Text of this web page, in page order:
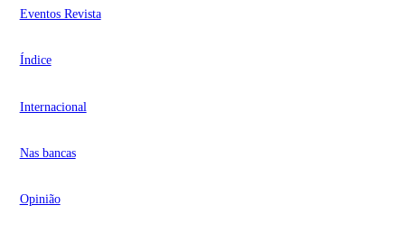
Eventos Revista
Índice
Internacional
Nas bancas
Opinião